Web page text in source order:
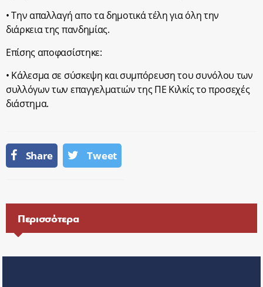
• Την απαλλαγή απο τα δημοτικά τέλη για όλη την
διάρκεια της πανδημίας.
Επίσης αποφασίστηκε:
• Κάλεσμα σε σύσκεψη και συμπόρευση του συνόλου των
συλλόγων των επαγγελματιών της ΠΕ Κιλκίς το προσεχές
διάστημα.
Share Tweet
Περισσότερα